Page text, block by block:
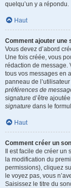
quelqu’un y a répondu.
Haut
Comment ajouter une
Vous devez d’abord
Une fois créée, vous
rédaction de message.
tous vos messages en
panneau de
préférences de
signature d’être
signature dans le
Haut
Comment créer un
Il est facile de créer
la modification du
permissions), cliquez
le voyez pas, vous
Saisissez le titre du